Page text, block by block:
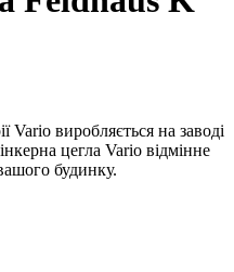
Vario виробляється на заводі
цегла Vario відмінне
будинку.